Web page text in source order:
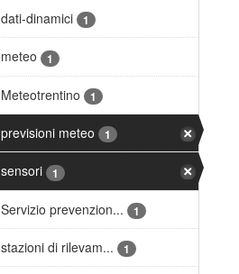
dati-dinamici 1
meteo 1
Meteotrentino 1
previsioni meteo 1
sensori 1
Servizio prevenzion... 1
stazioni di rilevam... 1